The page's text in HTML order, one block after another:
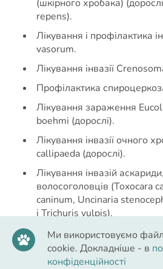
(шкірного хробака)
repens).
Лікування і профілактика
vasorum.
Лікування інвазії
Профілактика
Лікування зараження
boehmi (дорослі).
Лікування інвазії очного
callipaeda (дорослі).
Лікування інвазій
волосоголовців (Toxocara
caninum, Uncinaria
і Trichuris vulpis).
Переваги:
Препарат має стійку дію і
Ми використовуємо
cookie. Докладніше - в
конфіденційності